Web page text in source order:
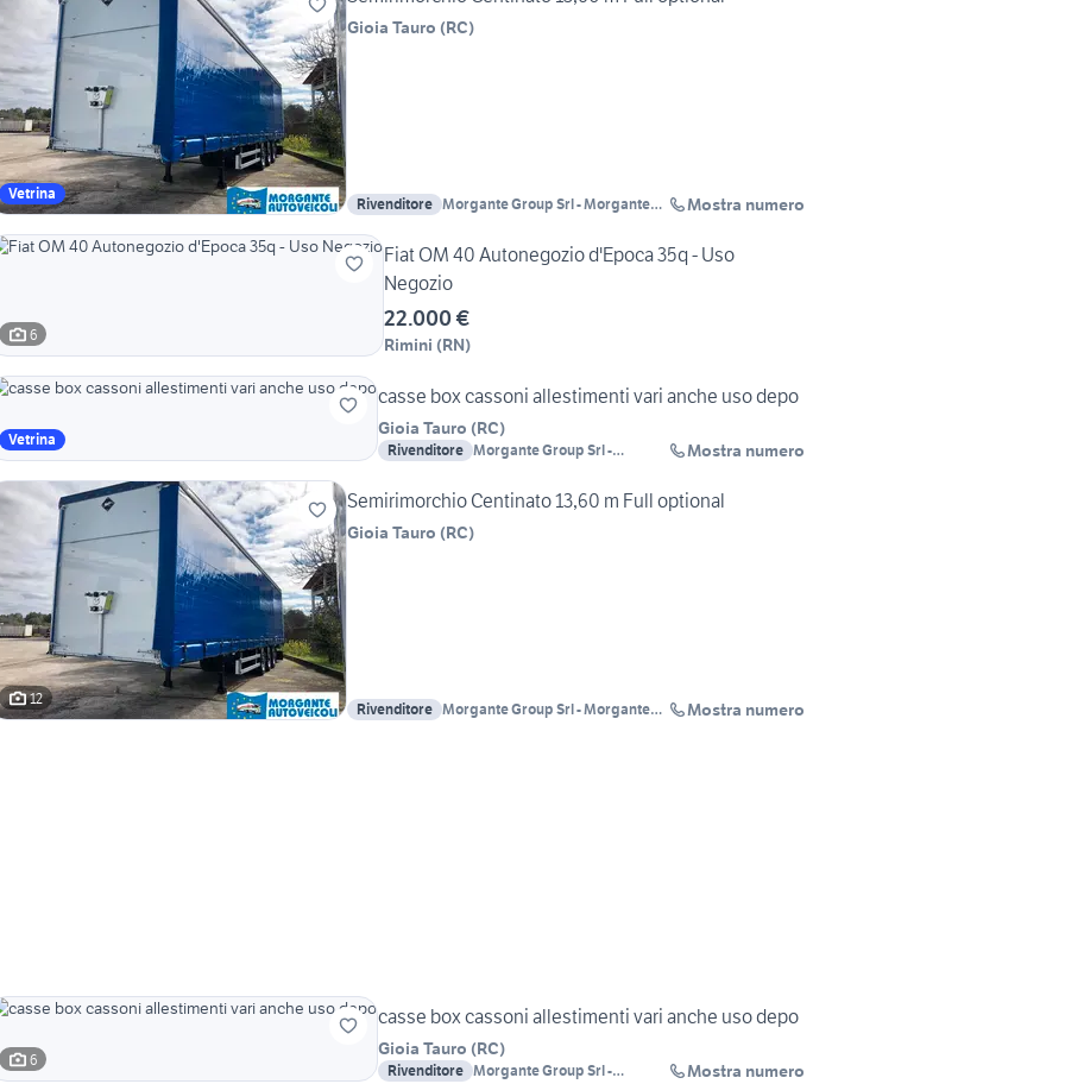
Vetrina
Gioia Tauro (RC)
Rivenditore Morgante Group Srl - Morgante
Mostra numero
6
Fiat OM 40 Autonegozio d'Epoca 35q - Uso
Negozio
22.000 €
Rimini (RN)
Vetrina
casse box cassoni allestimenti vari anche uso depo
Gioia Tauro (RC)
Rivenditore Morgante Group Srl -
Mostra numero
12
Semirimorchio Centinato 13,60 m Full optional
Gioia Tauro (RC)
Rivenditore Morgante Group Srl - Morgante
Mostra numero
6
casse box cassoni allestimenti vari anche uso depo
Gioia Tauro (RC)
Rivenditore Morgante Group Srl -
Mostra numero